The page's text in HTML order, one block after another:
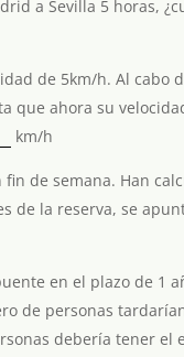
a Sevilla 5 horas,
de 5km/h. Al cabo
que ahora su
km/h
de semana. Han
de la reserva, se
en el plazo de 1
de personas
debería tener el